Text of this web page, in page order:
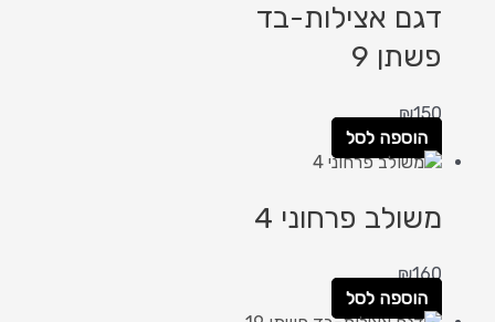
דגם אצילות-בד
פשתן 9
₪150
הוספה לסל
משולב פרחוני 4
₪160
הוספה לסל